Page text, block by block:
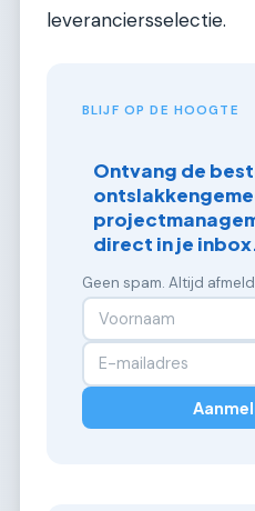
leveranciersselectie.
BLIJF OP DE HOOGTE
Ontvang de
direct in je
Geen spam. Altijd